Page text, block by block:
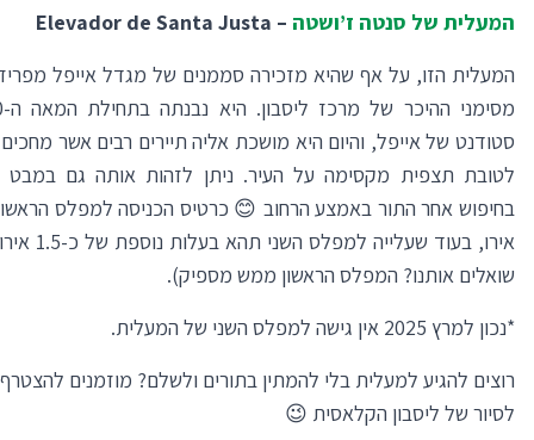
המעלית של סנטה ז’ושטה –
Elevador de Santa Justa
המעלית הזו, על אף שהיא מזכירה סממנים של מגדל אייפל
סטודנט של אייפל, והיום היא מושכת אליה תיירים רבים אשר
לטובת תצפית מקסימה על העיר. ניתן לזהות אותה גם במבט
אירו, בעוד
שואלים אותנו? המפלס הראשון ממש מספיק).
*נכון למרץ 2025 אין גישה למפלס השני של המעלית.
רוצים להגיע למעלית בלי להמתין בתורים ולשלם? מוזמנים להצטרף
לסיור של ליסבון הקלאסית 😉